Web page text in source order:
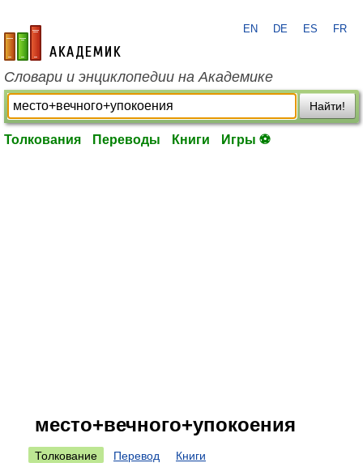
academic.ru
EN DE ES FR
Словари и энциклопедии на Академике
Найти!
Толкования Переводы Книги Игры ⚽
место+вечного+упокоения
Толкование Перевод Книги